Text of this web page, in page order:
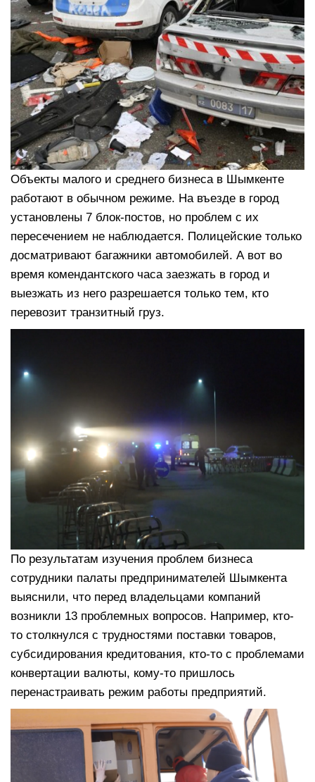
Объекты малого и среднего бизнеса в Шымкенте
работают в обычном режиме. На въезде в город
установлены 7 блок-постов, но проблем с их
пересечением не наблюдается. Полицейские только
досматривают багажники автомобилей. А вот во
время комендантского часа заезжать в город и
выезжать из него разрешается только тем, кто
перевозит транзитный груз.
По результатам изучения проблем бизнеса
сотрудники палаты предпринимателей Шымкента
выяснили, что перед владельцами компаний
возникли 13 проблемных вопросов. Например, кто-
то столкнулся с трудностями поставки товаров,
субсидирования кредитования, кто-то с проблемами
конвертации валюты, кому-то пришлось
перенастраивать режим работы предприятий.